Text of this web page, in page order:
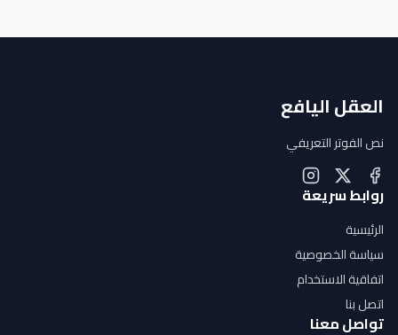
العقل اليافع
نص الفوتر التعريفي
روابط سريعة
الرئيسية
سياسة الخصوصية
اتفاقية الاستخدام
اتصل بنا
تواصل معنا